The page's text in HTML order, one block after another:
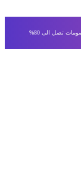
الى 80%